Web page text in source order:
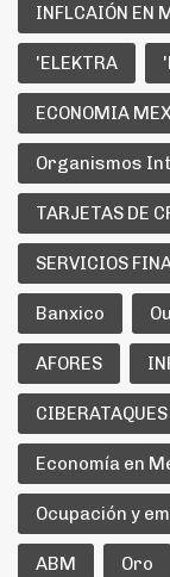
INFLCAIÓN EN
'ELEKTRA
ECONOMIA
Organismos
TARJETAS DE
SERVICIOS
Banxico
AFORES
CIBERATAQUES
Economía en
Ocupación y
ABM Oro